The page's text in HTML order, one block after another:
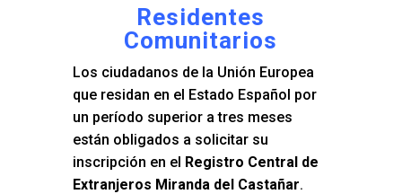
Residentes
Comunitarios
Los ciudadanos de la Unión Europea
que residan en el Estado Español por
un período superior a tres meses
están obligados a solicitar su
inscripción en el Registro Central de
Extranjeros Miranda del Castañar.